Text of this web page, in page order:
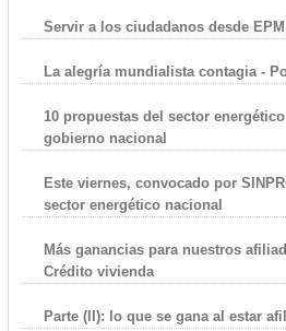
Servir a los ciudadanos desde EPM
La alegría mundialista contagia -
10 propuestas del sector
gobierno nacional
Este viernes, convocado por
sector energético nacional
Más ganancias para nuestros
Crédito vivienda
Parte (II): lo que se gana al estar